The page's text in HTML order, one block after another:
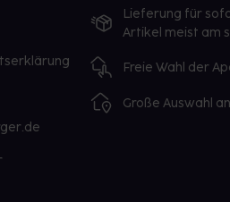
Lieferung für
Artikel meist am
Freie Wahl der
Große Auswahl